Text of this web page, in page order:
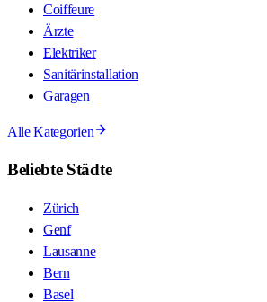
Coiffeure
Ärzte
Elektriker
Sanitärinstallation
Garagen
Alle Kategorien
Beliebte Städte
Zürich
Genf
Lausanne
Bern
Basel